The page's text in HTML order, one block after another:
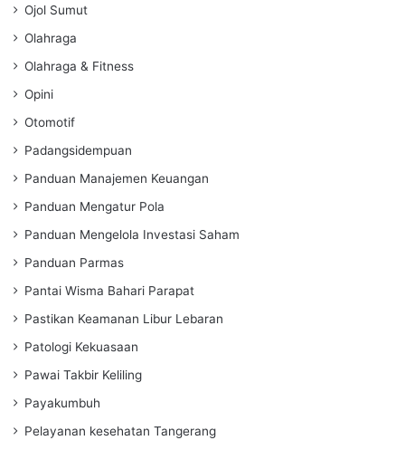
Ojol Sumut
Olahraga
Olahraga & Fitness
Opini
Otomotif
Padangsidempuan
Panduan Manajemen Keuangan
Panduan Mengatur Pola
Panduan Mengelola Investasi Saham
Panduan Parmas
Pantai Wisma Bahari Parapat
Pastikan Keamanan Libur Lebaran
Patologi Kekuasaan
Pawai Takbir Keliling
Payakumbuh
Pelayanan kesehatan Tangerang